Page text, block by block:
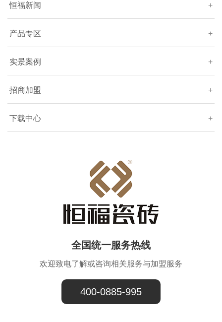
恒福新闻 +
产品专区 +
实景案例 +
招商加盟 +
下载中心 +
全国统一服务热线
欢迎致电了解或咨询相关服务与加盟服务
400-0885-995